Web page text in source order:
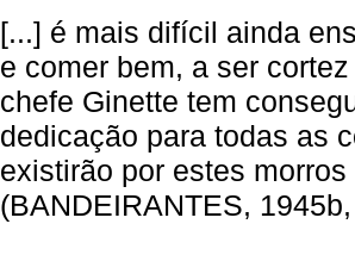
[...] é mais difícil ainda
e comer bem, a ser
chefe Ginette tem
dedicação para todas as
existirão por estes
(BANDEIRANTES,